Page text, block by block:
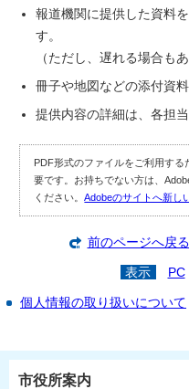
報道機関に提供した資料
す。
（ただし、遅れる場合も
冊子や地図などの添付資
提供内容の詳細は、各担
PDF形式のファイルをご利用す
要です。お持ちでない方は、
ください。Adobeのサイトへ新し
前のページへ戻る
表示 PC
個人情報の取り扱いについて
市役所案内